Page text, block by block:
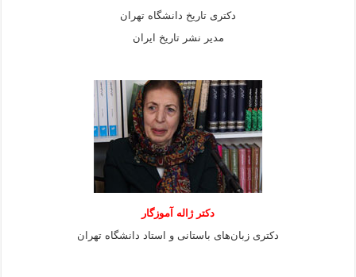
دکتری تاریخ دانشگاه تهران
مدیر نشر تاریخ ایران
دکتر ژاله آموزگار
دکتری زبان‌های باستانی و استاد دانشگاه تهران